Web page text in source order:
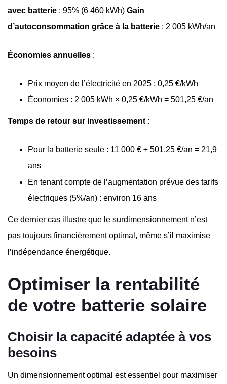
avec batterie : 95% (6 460 kWh) Gain
d’autoconsommation grâce à la batterie : 2 005 kWh/an
Économies annuelles :
Prix moyen de l’électricité en 2025 : 0,25 €/kWh
Économies : 2 005 kWh × 0,25 €/kWh = 501,25 €/an
Temps de retour sur investissement :
Pour la batterie seule : 11 000 € ÷ 501,25 €/an = 21,9
ans
En tenant compte de l’augmentation prévue des tarifs
électriques (5%/an) : environ 16 ans
Ce dernier cas illustre que le surdimensionnement n’est
pas toujours financièrement optimal, même s’il maximise
l’indépendance énergétique.
Optimiser la rentabilité
de votre batterie solaire
Choisir la capacité adaptée à vos
besoins
Un dimensionnement optimal est essentiel pour maximiser